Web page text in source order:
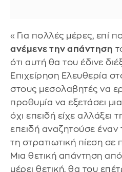
«Για πολλές μέρες, επί
ανέμενε την απάντηση
ότι αυτή θα του έδινε
Επιχείρηση Ελευθερία
στους μεσολαβητές να
προθυμία να εξετάσει
όχι επειδή είχε αλλάξει
επειδή αναζητούσε έναν
τη στρατιωτική πίεση σε
Μια θετική απάντηση
μέρει θετική, θα του